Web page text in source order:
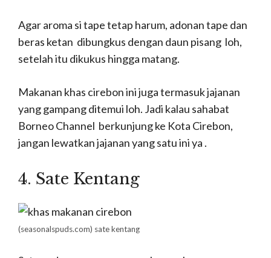
Agar aroma si tape tetap harum, adonan tape dan
beras ketan dibungkus dengan daun pisang loh,
setelah itu dikukus hingga matang.
Makanan khas cirebon ini juga termasuk jajanan
yang gampang ditemui loh. Jadi kalau sahabat
Borneo Channel berkunjung ke Kota Cirebon,
jangan lewatkan jajanan yang satu ini ya .
4. Sate Kentang
(seasonalspuds.com) sate kentang